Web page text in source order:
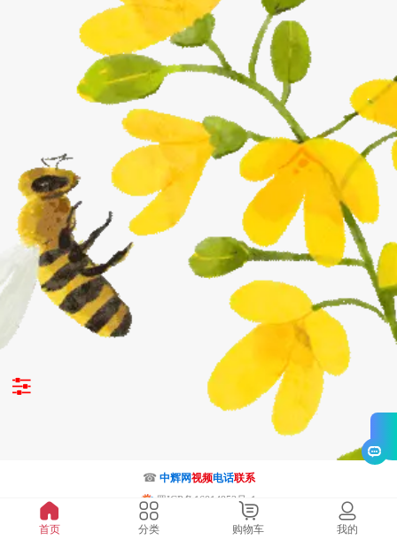
首页 分类 购物车 我的
☎ 中辉网视频电话联系
蜀ICP备16014953号-1
川公网安备51062302000219号